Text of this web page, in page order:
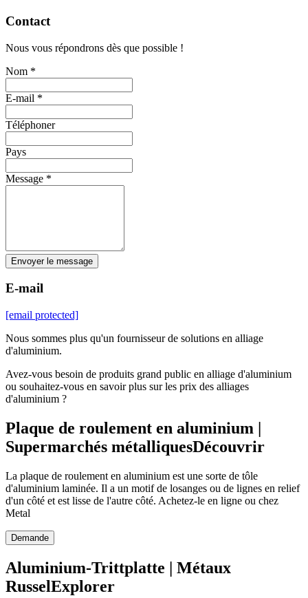
Contact
Nous vous répondrons dès que possible !
Nom *
E-mail *
Téléphoner
Pays
Message *
Envoyer le message
E-mail
[email protected]
Nous sommes plus qu'un fournisseur de solutions en alliage
d'aluminium.
Avez-vous besoin de produits grand public en alliage d'aluminium
ou souhaitez-vous en savoir plus sur les prix des alliages
d'aluminium ?
Plaque de roulement en aluminium |
Supermarchés métalliquesDécouvrir
La plaque de roulement en aluminium est une sorte de tôle
d'aluminium laminée. Il a un motif de losanges ou de lignes en relief
d'un côté et est lisse de l'autre côté. Achetez-le en ligne ou chez
Metal
Demande
Aluminium-Trittplatte | Métaux
RusselExplorer